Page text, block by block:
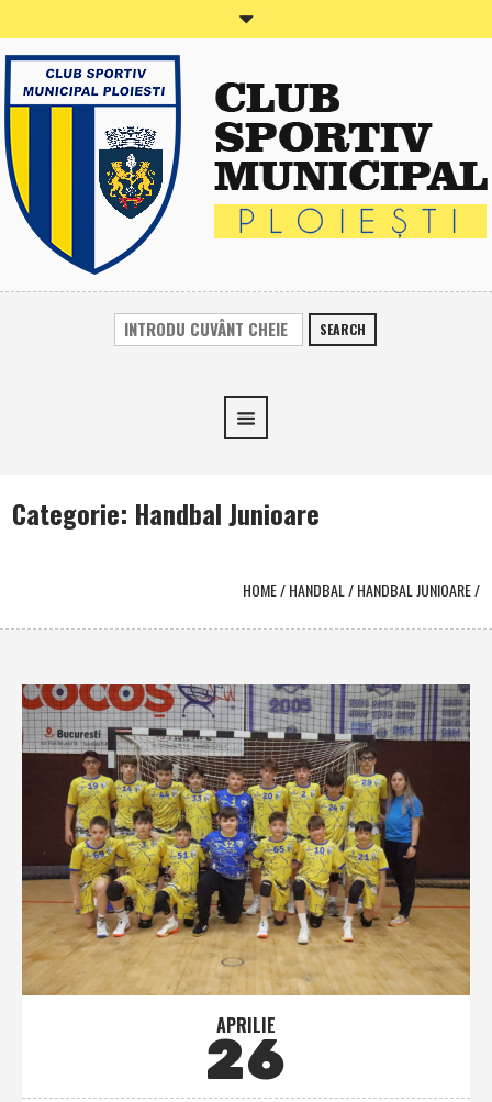
SEARCH
Categorie: Handbal Junioare
HOME/HANDBAL/HANDBAL JUNIOARE/
APRILIE
26